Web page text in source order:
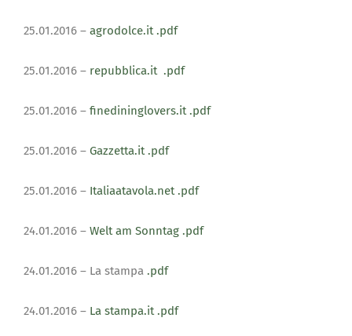
25.01.2016 – agrodolce.it .pdf
25.01.2016 – repubblica.it .pdf
25.01.2016 – finedininglovers.it .pdf
25.01.2016 – Gazzetta.it .pdf
25.01.2016 – Italiaatavola.net .pdf
24.01.2016 – Welt am Sonntag .pdf
24.01.2016 – La stampa .pdf
24.01.2016 – La stampa.it .pdf